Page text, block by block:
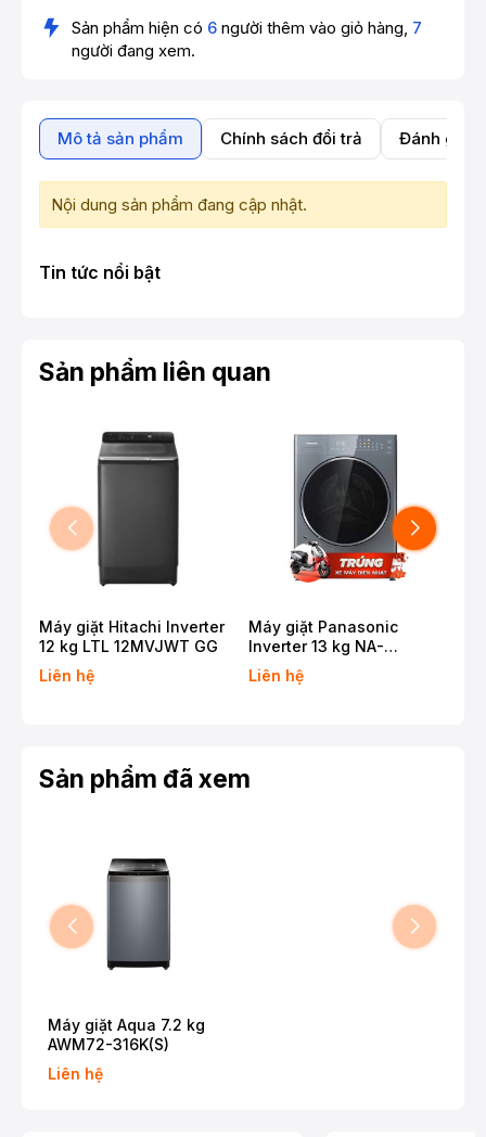
Sản phẩm hiện có 6 người thêm vào giỏ hàng, 7
người đang xem.
Mô tả sản phẩm Chính sách đổi trả Đánh giá
Nội dung sản phẩm đang cập nhật.
Tin tức nổi bật
Sản phẩm liên quan
Máy giặt Hitachi Inverter
12 kg LTL 12MVJWT GG
Liên hệ
Máy giặt Panasonic
Inverter 13 kg NA-
26CVX1AVT
Liên hệ
Sản phẩm đã xem
Máy giặt Aqua 7.2 kg
AWM72-316K(S)
Liên hệ